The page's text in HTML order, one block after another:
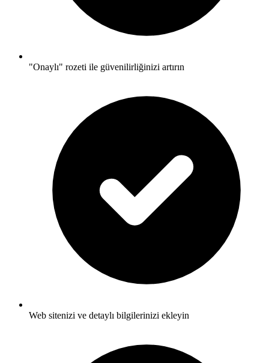
"Onaylı" rozeti ile güvenilirliğinizi artırın
Web sitenizi ve detaylı bilgilerinizi ekleyin